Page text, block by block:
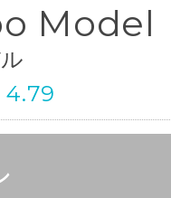
Model
4.79